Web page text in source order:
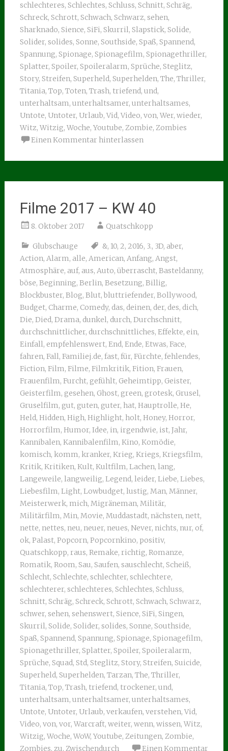
schlechteres, Schlechtes, Schluss, Schnitt, Schräg,
Schreck, Schrott, Schwach, Schwarz, sehen,
Sharknado, Sience, SiFi, Skurril, Slapstick, Solide,
Solider, solides, Sonne, Southside, Spaß, Spannend,
Spannung, Spionage, Spionagefilm, Spionagethriller,
Splatter, Spoiler, Spoileralarm, Sprüche, Steglitz,
Story, Streifen, Superheld, Superhelden, The, Thriller,
Titania, Top, Toten, Trash, triefend, und,
unterhaltsam, unterhaltsamer, unterhaltsames,
Untote, Untoter, Urlaub, Vid, Video, von, Wer, wieder,
Witz, Witzig, Woche, Youtube, Zombie, Zombies
Einen Kommentar hinterlassen
Filme 2017 – KW 40
8. Oktober 2017 Quatschkopp
Glubschauge &, 10, 2, 2016, 3., 3D, aber,
Action, Alarm, alle, American, Anfang, Angst,
Atmosphäre, auf, aus, Auto, überrascht, Basteldanny,
böse, Beginning, Berlin, Besetzung, Billig,
Blockbuster, Blog, Blut, bluttriefender, Bollywood,
Budget, Charme, Comedy, das, deinen, der, des, dich,
Die, Died, Drama, dunkel, durch, Durchschnitt,
durchschnittlicher, durchschnittliches, Effekte, ein,
Einfall, empfehlenswert, End, Ende, Etwas, Face,
fahren, Fall, Familiej.de, fast, für, Fürchte, fehlendes,
Fiction, Film, Filme, Filmkritik, Fition, Frauen,
Frauenfilm, Furcht, gefühlt, Geheimtipp, Geister,
Geisterfilm, gesehen, Ghost, green, grotesk, Grusel,
Gruselfilm, gut, guten, guter, hat, Hauptrolle, He,
Held, Hidden, High, Highlight, holt, Honey, Horror,
Horrorfilm, Humor, Idee, in, irgendwie, ist, Jahr,
Kannibalen, Kannibalenfilm, Kino, Komödie,
komisch, komm, kranker, Krieg, Kriegs, Kriegsfilm,
Kritik, Kritiken, Kult, Kultfilm, Lachen, lang,
Langeweile, langweilig, Legend, leider, Liebe, Liebes,
Liebesfilm, Light, Lowbudget, lustig, Man, Männer,
Meisterwerk, mich, Migräneman, Militär,
Militärfilm, Min, Movie, Muddastadt, nächsten, nett,
nette, nettes, neu, neuer, neues, Never, nichts, nur, of,
ok, Palast, Popcorn, Popcornkino, positiv,
Quatschkopp, raus, Remake, richtig, Romanze,
Romatik, Room, Sau, Saufen, sauschlecht, Scheiß,
Schlecht, Schlechte, schlechter, schlechtere,
schlechterer, schlechteres, Schlechtes, Schluss,
Schnitt, Schräg, Schreck, Schrott, Schwach, Schwarz,
schwer, sehen, sehenswert, Sience, SiFi, Singen,
Skurril, Solide, Solider, solides, Sonne, Southside,
Spaß, Spannend, Spannung, Spionage, Spionagefilm,
Spionagethriller, Splatter, Spoiler, Spoileralarm,
Sprüche, Squad, Std, Steglitz, Story, Streifen, Suicide,
Superheld, Superhelden, Tarzan, The, Thriller,
Titania, Top, Trash, triefend, trockener, und,
unterhaltsam, unterhaltsamer, unterhaltsames,
Untote, Untoter, Urlaub, verkaufen, verstehen, Vid,
Video, von, vor, Warcraft, weiter, wenn, wissen, Witz,
Witzig, Woche, WoW, Youtube, Zeitungen, Zombie,
Zombies, zu, Zwischendurch Einen Kommentar